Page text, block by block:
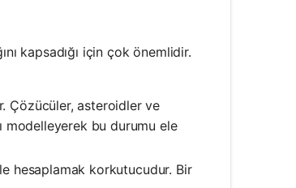
kapsadığı için çok önemlidir.
Çözücüler, asteroidler ve
modelleyerek bu durumu ele
hesaplamak korkutucudur. Bir